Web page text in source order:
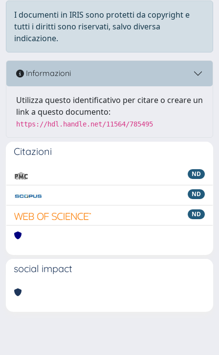
I documenti in IRIS sono protetti da copyright e
tutti i diritti sono riservati, salvo diversa
indicazione.
Informazioni
Utilizza questo identificativo per citare o creare un
link a questo documento:
https://hdl.handle.net/11564/785495
Citazioni
ND
ND
ND
social impact